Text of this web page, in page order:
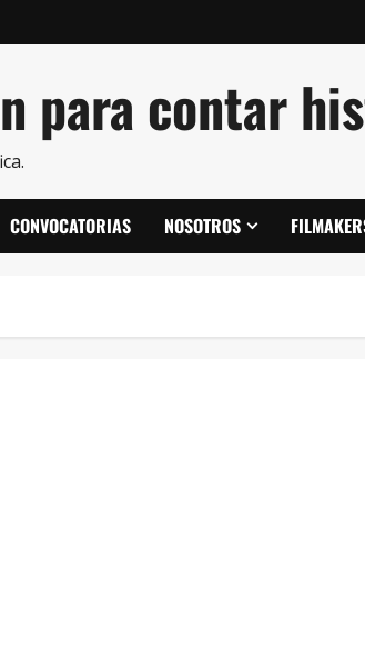
para contar
CONVOCATORIAS NOSOTROS